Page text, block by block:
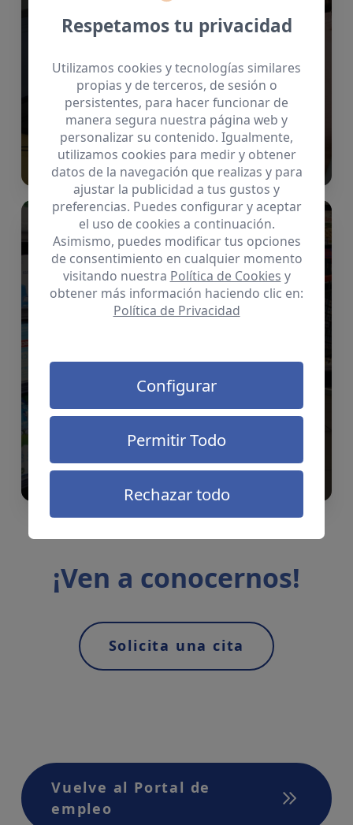
Accede
Empleo
Accede
¡Ven a conocernos!
Solicita una cita
Vuelve al Portal de
empleo
Respetamos tu privacidad
Utilizamos cookies y tecnologías similares
propias y de terceros, de sesión o
persistentes, para hacer funcionar de
manera segura nuestra página web y
personalizar su contenido. Igualmente,
utilizamos cookies para medir y obtener
datos de la navegación que realizas y para
ajustar la publicidad a tus gustos y
preferencias. Puedes configurar y aceptar
el uso de cookies a continuación.
Asimismo, puedes modificar tus opciones
de consentimiento en cualquier momento
visitando nuestra Política de Cookies y
obtener más información haciendo clic en:
Política de Privacidad
Configurar
Permitir Todo
Rechazar todo